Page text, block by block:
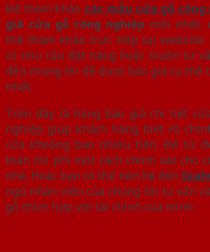
Để tham khảo các mẫu cửa gỗ công
giá cửa gỗ công nghiệp mới nhất,
thể tham khảo trực tiếp tại website:
có nhu cầu đặt hàng hoặc muốn tư
đến chúng tôi để được báo giá cụ thể
nhất.
Trên đây là bảng báo giá chi tiết
nghiệp giúp khách hàng biết rõ
cửa khoảng bao nhiêu tiền. Để từ
toán chi phí một cách chính xác cho
nhé. Hoặc bạn có thể liên hệ đến
ngũ nhân viên của chúng tôi tư vấn
gỗ thích hợp với tài chính của mình.